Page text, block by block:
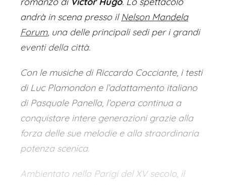
andrà in scena presso ilNelson Mandela
Forum, una delle principali sedi per i grandi
eventi della città.
Con le musiche di Riccardo Cocciante, i testi
di Luc Plamondon e l’adattamento italiano
di Pasquale Panella, l’opera continua a
conquistare intere generazioni grazie alla
forza delle sue melodie e alla straordinaria
potenza scenica.
Ambientato nella Parigi del XV secolo, il